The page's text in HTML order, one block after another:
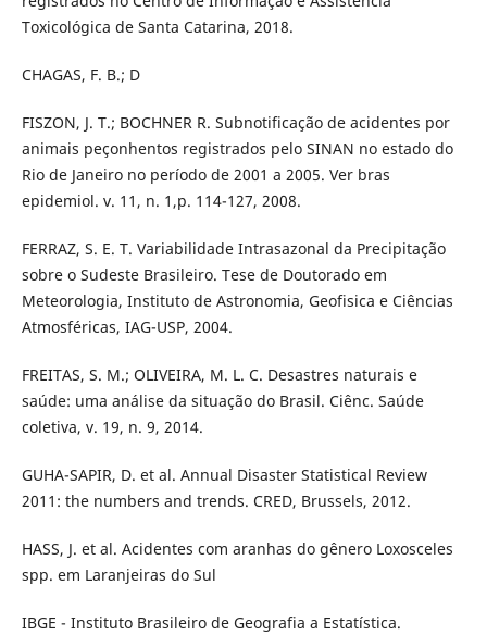
Toxicológica de Santa Catarina, 2018.
CHAGAS, F. B.; D
FISZON, J. T.; BOCHNER R. Subnotificação de acidentes por
animais peçonhentos registrados pelo SINAN no estado do
Rio de Janeiro no período de 2001 a 2005. Ver bras
epidemiol. v. 11, n. 1,p. 114-127, 2008.
FERRAZ, S. E. T. Variabilidade Intrasazonal da Precipitação
sobre o Sudeste Brasileiro. Tese de Doutorado em
Meteorologia, Instituto de Astronomia, Geofisica e Ciências
Atmosféricas, IAG-USP, 2004.
FREITAS, S. M.; OLIVEIRA, M. L. C. Desastres naturais e
saúde: uma análise da situação do Brasil. Ciênc. Saúde
coletiva, v. 19, n. 9, 2014.
GUHA-SAPIR, D. et al. Annual Disaster Statistical Review
2011: the numbers and trends. CRED, Brussels, 2012.
HASS, J. et al. Acidentes com aranhas do gênero Loxosceles
spp. em Laranjeiras do Sul
IBGE - Instituto Brasileiro de Geografia a Estatística.